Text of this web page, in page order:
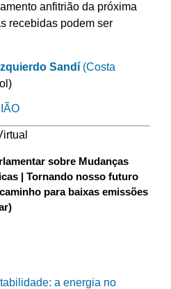
anfitrião da próxima
recebidas podem ser
Sandí (Costa
sobre Mudanças
| Tornando nosso futuro
para baixas emissões
a energia no